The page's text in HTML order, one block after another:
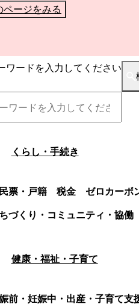
ページをみる
ワードを入力してください
くらし・手続き
票・戸籍 税金 ゼロカーボ
づくり・コミュニティ・協働
健康・福祉・子育て
前・妊娠中・出産・子育て支